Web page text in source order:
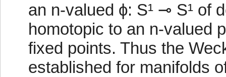
an n-valued ϕ: S¹ ⊸ S¹ of
homotopic to an n-valued
fixed points. Thus the
established for manifolds